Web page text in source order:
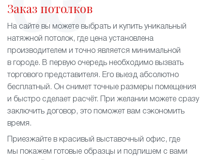
Заказ потолков
На сайте вы можете выбрать и купить уникальный
натяжной потолок, где цена установлена
производителем и точно является минимальной
в городе. В первую очередь необходимо вызвать
торгового представителя. Его выезд абсолютно
бесплатный. Он снимет точные размеры помещения
и быстро сделает расчёт. При желании можете сразу
заключить договор, это поможет вам сэкономить
время.
Приезжайте в красивый выставочный офис, где
мы покажем готовые образцы и подпишем с вами